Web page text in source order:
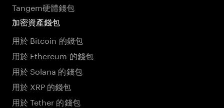
Tangem硬體錢包
加密資產錢包
用於 Bitcoin 的錢包
用於 Ethereum 的錢包
用於 Solana 的錢包
用於 XRP 的錢包
用於 Tether 的錢包